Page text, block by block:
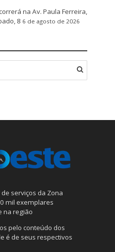
na Av. Paula Ferreira,
8 6 de agosto de 2026
serviços da Zona
mil exemplares
na região
pelo conteúdo dos
é de seus respectivos